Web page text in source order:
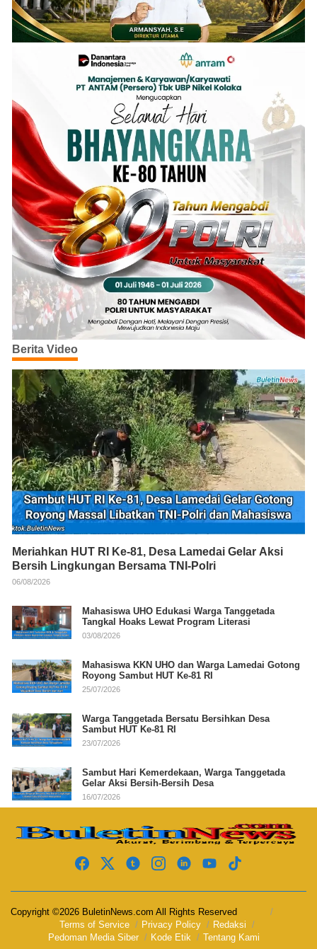
Berita Video
Meriahkan HUT RI Ke-81, Desa Lamedai Gelar Aksi
Bersih Lingkungan Bersama TNI-Polri
06/08/2026
Mahasiswa UHO Edukasi Warga Tanggetada
Tangkal Hoaks Lewat Program Literasi
03/08/2026
Mahasiswa KKN UHO dan Warga Lamedai Gotong
Royong Sambut HUT Ke-81 RI
25/07/2026
Warga Tanggetada Bersatu Bersihkan Desa
Sambut HUT Ke-81 RI
23/07/2026
Sambut Hari Kemerdekaan, Warga Tanggetada
Gelar Aksi Bersih-Bersih Desa
16/07/2026
Copyright ©2026 BuletinNews.com All Rights Reserved
Terms of Service
Privacy Policy
Redaksi
Pedoman Media Siber
Kode Etik Tentang Kami